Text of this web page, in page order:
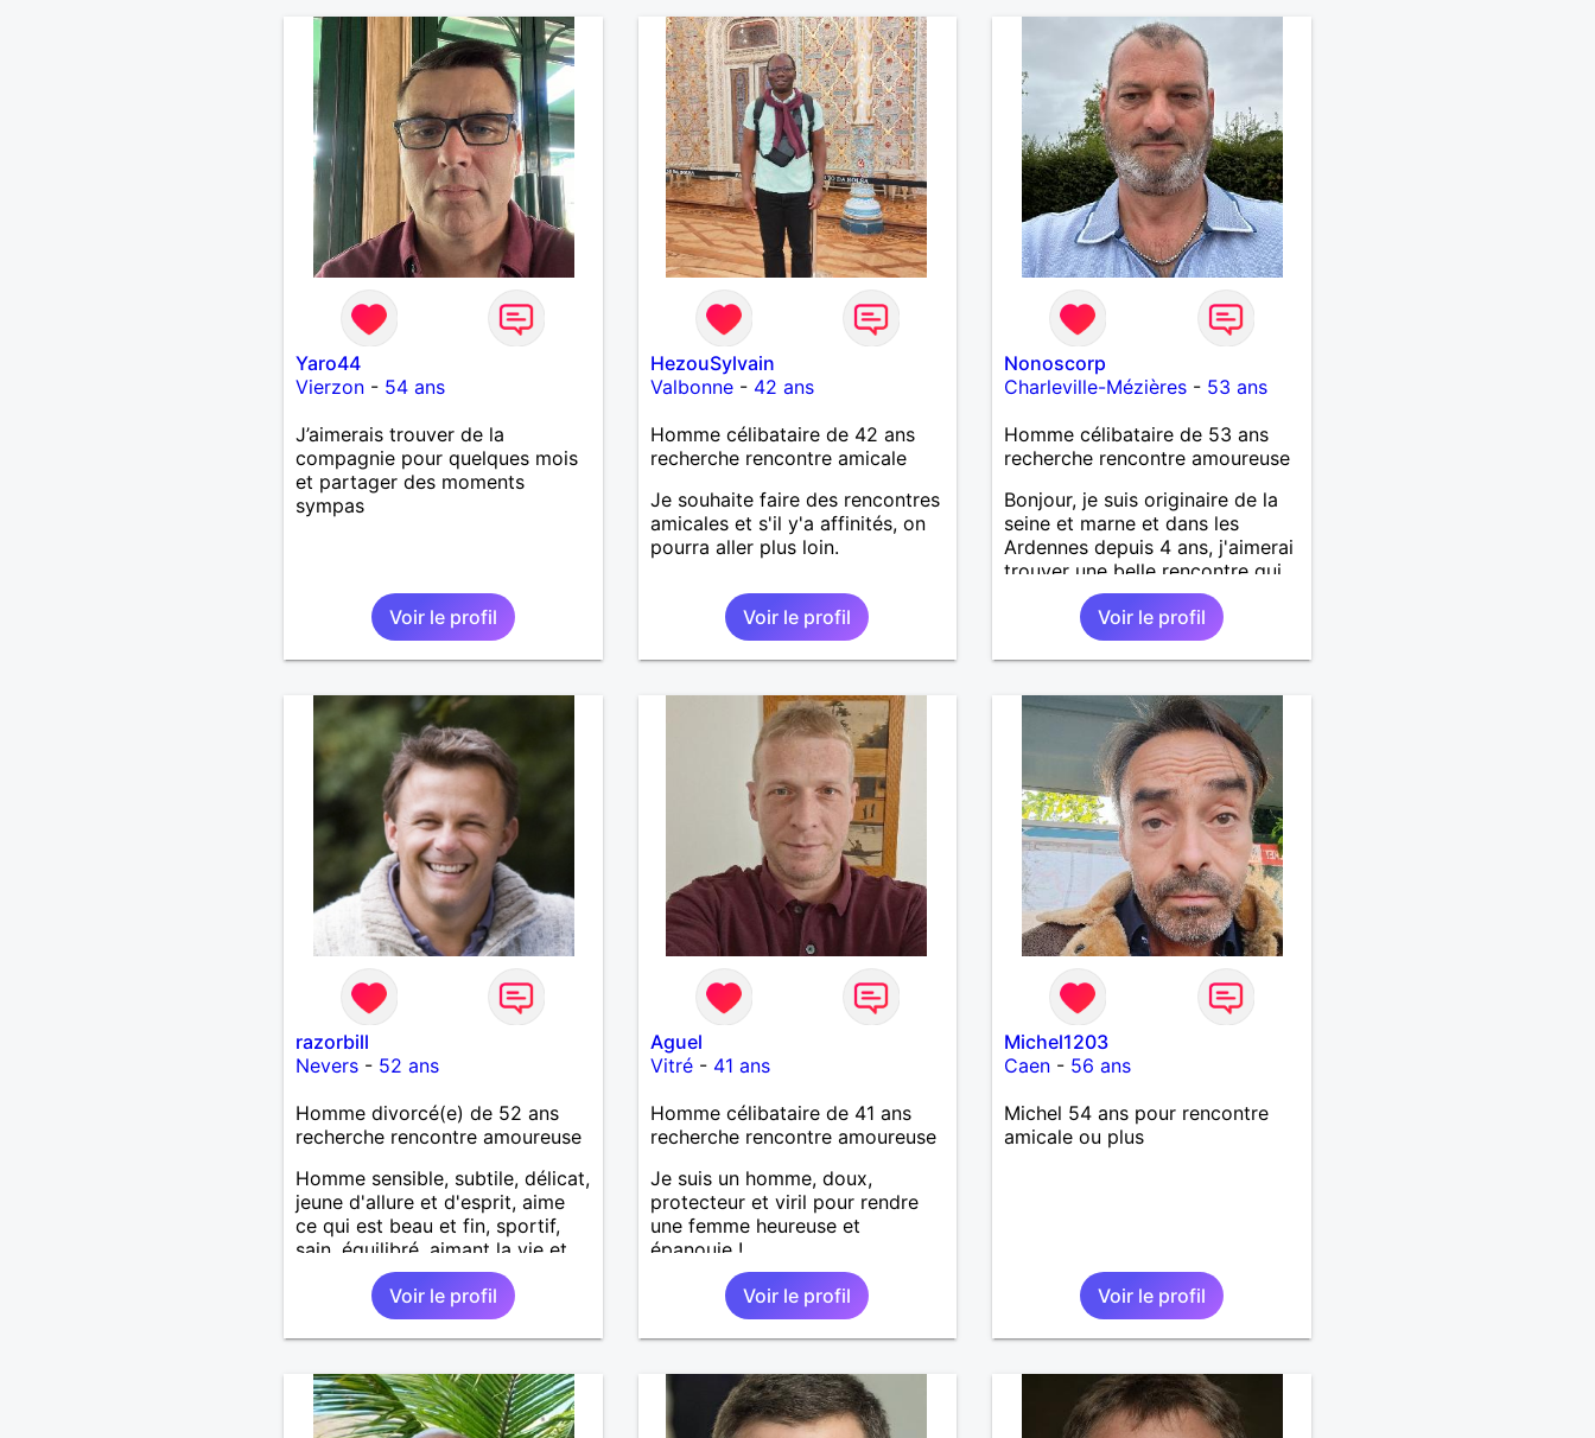
;) Je suis quelqu'un d'humain,
sociable avec une pointe de
taquinerie ;) Au plaisir :)
Yaro44
Vierzon- 54 ans
J’aimerais trouver de la
compagnie pour quelques mois
et partager des moments
sympas
Voir le profil
HezouSylvain
Valbonne- 42 ans
Homme célibataire de 42 ans
recherche rencontre amicale
Je souhaite faire des rencontres
amicales et s'il y'a affinités, on
pourra aller plus loin.
Voir le profil
Nonoscorp
Charleville-Mézières - 53 ans
Homme célibataire de 53 ans
recherche rencontre amoureuse
Bonjour, je suis originaire de la
seine et marne et dans les
Ardennes depuis 4 ans, j'aimerai
trouver une belle rencontre qui
me ferai découvrir cette belle
région sur mon temps libre, je
recherche quelqu'un de simple
et sincère, une bonne complicité
ravirait.. alors si l'envie de me
découvrir vous en dit, je vous
dis à bientôt.
Voir le profil
razorbill
Nevers- 52 ans
Homme divorcé(e) de 52 ans
recherche rencontre amoureuse
Homme sensible, subtile, délicat,
jeune d'allure et d'esprit, aime
ce qui est beau et fin, sportif,
sain, équilibré, aimant la vie et
l'humour, ne se prend pas au
sérieux, simple, tendre, stable,
cherche femme sensuelle,
intelligente et gaie.
Voir le profil
Aguel
Vitré- 41 ans
Homme célibataire de 41 ans
recherche rencontre amoureuse
Je suis un homme, doux,
protecteur et viril pour rendre
une femme heureuse et
épanouie !
Voir le profil
Michel1203
Caen - 56 ans
Michel 54 ans pour rencontre
amicale ou plus
Voir le profil